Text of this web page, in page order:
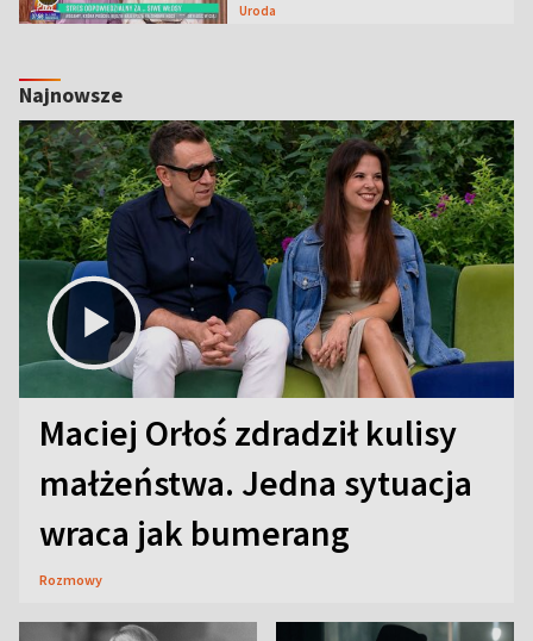
Uroda
Najnowsze
Maciej Orłoś zdradził kulisy
małżeństwa. Jedna sytuacja
wraca jak bumerang
Rozmowy